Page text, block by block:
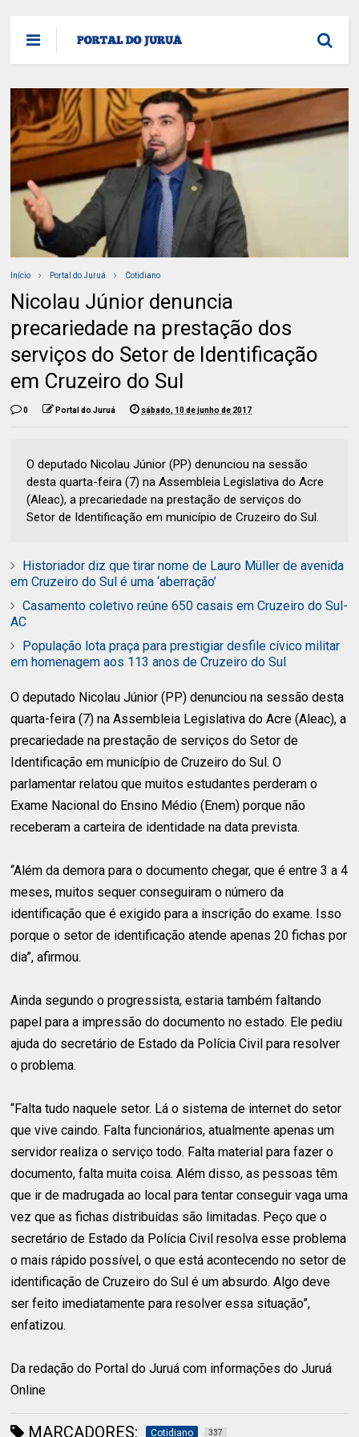
Início Portal do Juruá Cotidiano
Nicolau Júnior denuncia
precariedade na prestação dos
serviços do Setor de Identificação
em Cruzeiro do Sul
0 Portal do Juruá sábado, 10 de junho de 2017
O deputado Nicolau Júnior (PP) denunciou na sessão
desta quarta-feira (7) na Assembleia Legislativa do Acre
(Aleac), a precariedade na prestação de serviços do
Setor de Identificação em município de Cruzeiro do Sul.
Historiador diz que tirar nome de Lauro Müller de avenida
em Cruzeiro do Sul é uma ‘aberração’
Casamento coletivo reúne 650 casais em Cruzeiro do Sul-
AC
População lota praça para prestigiar desfile cívico militar
em homenagem aos 113 anos de Cruzeiro do Sul
O deputado Nicolau Júnior (PP) denunciou na sessão desta
quarta-feira (7) na Assembleia Legislativa do Acre (Aleac), a
precariedade na prestação de serviços do Setor de
Identificação em município de Cruzeiro do Sul. O
parlamentar relatou que muitos estudantes perderam o
Exame Nacional do Ensino Médio (Enem) porque não
receberam a carteira de identidade na data prevista.
“Além da demora para o documento chegar, que é entre 3 a 4
meses, muitos sequer conseguiram o número da
identificação que é exigido para a inscrição do exame. Isso
porque o setor de identificação atende apenas 20 fichas por
dia”, afirmou.
Ainda segundo o progressista, estaria também faltando
papel para a impressão do documento no estado. Ele pediu
ajuda do secretário de Estado da Polícia Civil para resolver
o problema.
“Falta tudo naquele setor. Lá o sistema de internet do setor
que vive caindo. Falta funcionários, atualmente apenas um
servidor realiza o serviço todo. Falta material para fazer o
documento, falta muita coisa. Além disso, as pessoas têm
que ir de madrugada ao local para tentar conseguir vaga uma
vez que as fichas distribuídas são limitadas. Peço que o
secretário de Estado da Polícia Civil resolva esse problema
o mais rápido possível, o que está acontecendo no setor de
identificação de Cruzeiro do Sul é um absurdo. Algo deve
ser feito imediatamente para resolver essa situação”,
enfatizou.
Da redação do Portal do Juruá com informações do Juruá
Online
MARCADORES: Cotidiano 337